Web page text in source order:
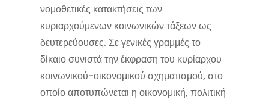
νομοθετικές κατακτήσεις των
κυριαρχούμενων κοινωνικών τάξεων ως
δευτερεύουσες. Σε γενικές γραμμές το
δίκαιο συνιστά την έκφραση του κυρίαρχου
κοινωνικού-οικονομικού σχηματισμού, στο
οποίο αποτυπώνεται η οικονομική, πολιτική